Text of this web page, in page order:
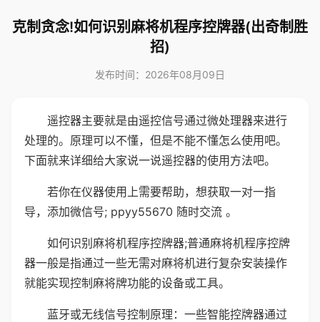
克制贪念!如何识别麻将机程序控牌器(出奇制胜
招)
发布时间：2026年08月09日
遥控器主要就是由遥控信号通过微处理器来进行
处理的。原理可以不懂，但是不能不懂怎么使用吧。
下面就来详细给大家说一说遥控器的使用方法吧。
若你在仪器使用上需要帮助，想获取一对一指
导，添加微信号; ppyy55670 随时交流 。
如何识别麻将机程序控牌器;普通麻将机程序控牌
器一般是指通过一些无需对麻将机进行复杂安装操作
就能实现控制麻将牌功能的设备或工具。
蓝牙或无线信号控制原理：一些智能控牌器通过